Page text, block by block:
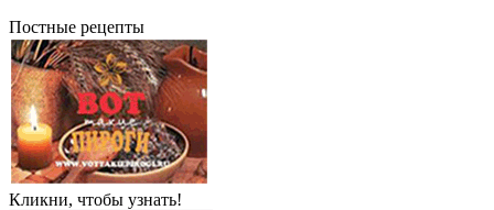
Постные рецепты
Кликни, чтобы узнать!